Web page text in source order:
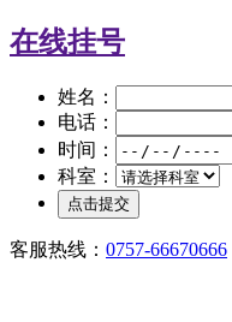
在线挂号
姓名：
电话：
时间：
科室：
客服热线： 0757-66670666